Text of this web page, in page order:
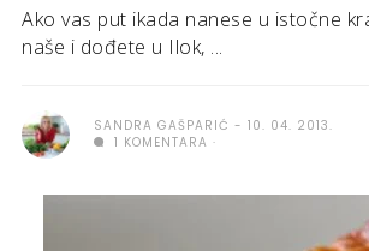
Ako vas put ikada nanese u istočne
naše i dođete u Ilok, ...
SANDRA GAŠPARIĆ
10. 04. 2013.
1 KOMENTARA